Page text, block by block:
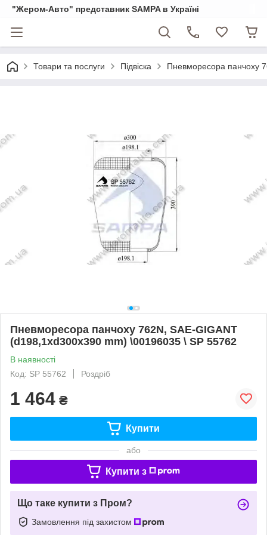
"Жером-Авто" представник SAMPA в Україні
Товари та послуги Підвіска Пневморесора панчоху
Пневморесора панчоху 762N, SAE-GIGANT
(d198,1xd300x390 mm) \00196035 \ SP 55762
В наявності
Код: SP 55762
Роздріб
1 464 ₴
Купити
або
Купити з
Що таке купити з Пром?
Замовлення під захистом